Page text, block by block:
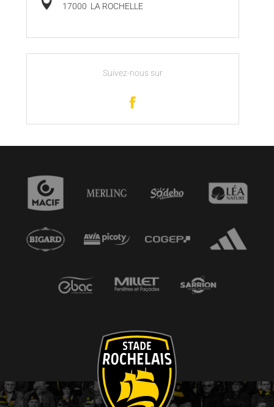
17000 LA ROCHELLE
Suivez-nous sur